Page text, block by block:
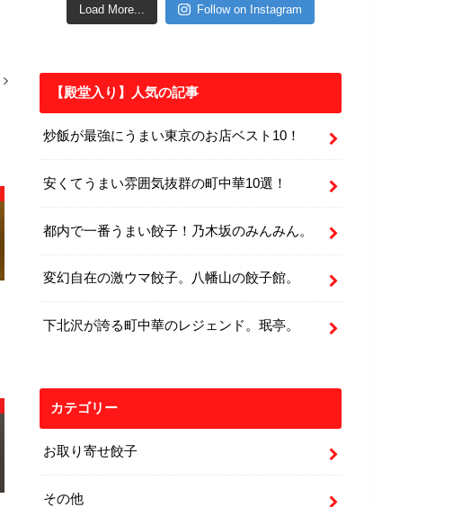
Load More... Follow on Instagram
【殿堂入り】人気の記事
炒飯が最強にうまい東京のお店ベスト10！
安くてうまい雰囲気抜群の町中華10選！
都内で一番うまい餃子！乃木坂のみんみん。
変幻自在の激ウマ餃子。八幡山の餃子館。
下北沢が誇る町中華のレジェンド。珉亭。
カテゴリー
お取り寄せ餃子
その他